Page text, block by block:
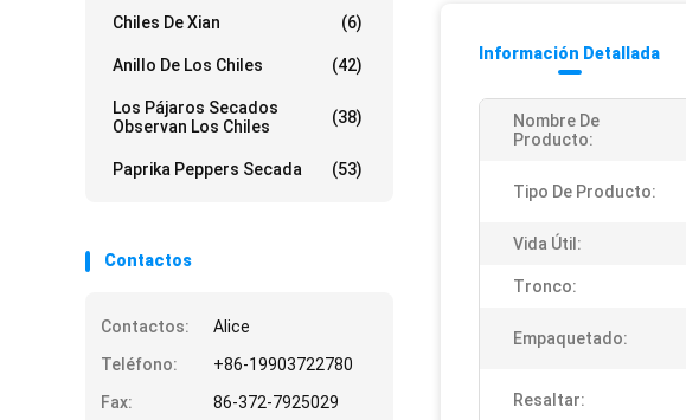
Chiles De Xian (6)
Anillo De Los Chiles (42)
Los Pájaros Secados
Observan Los Chiles
(38)
Paprika Peppers Secada (53)
Contactos
Contactos:
Alice
Teléfono:
+86-19903722780
Fax:
86-372-7925029
Información Detallada
Nombre De
Producto:
Tipo De Producto:
Vida Útil:
Tronco:
Empaquetado:
Resaltar: